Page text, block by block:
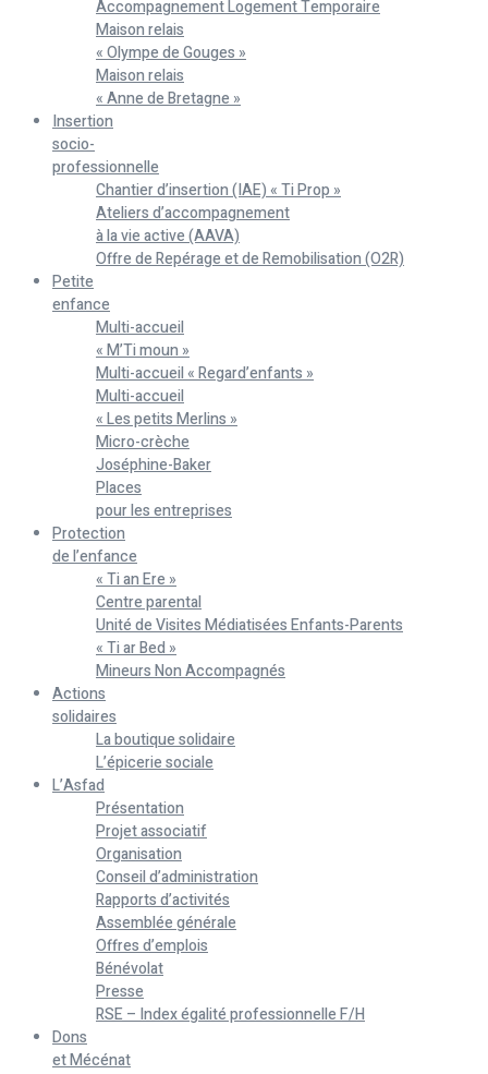
Accompagnement Logement Temporaire
Maison relais
« Olympe de Gouges »
Maison relais
« Anne de Bretagne »
Insertion
socio-
professionnelle
Chantier d’insertion (IAE) « Ti Prop »
Ateliers d’accompagnement
à la vie active (AAVA)
Offre de Repérage et de Remobilisation (O2R)
Petite
enfance
Multi-accueil
« M’Ti moun »
Multi-accueil « Regard’enfants »
Multi-accueil
« Les petits Merlins »
Micro-crèche
Joséphine-Baker
Places
pour les entreprises
Protection
de l’enfance
« Ti an Ere »
Centre parental
Unité de Visites Médiatisées Enfants-Parents
« Ti ar Bed »
Mineurs Non Accompagnés
Actions
solidaires
La boutique solidaire
L’épicerie sociale
L’Asfad
Présentation
Projet associatif
Organisation
Conseil d’administration
Rapports d’activités
Assemblée générale
Offres d’emplois
Bénévolat
Presse
RSE – Index égalité professionnelle F/H
Dons
et Mécénat